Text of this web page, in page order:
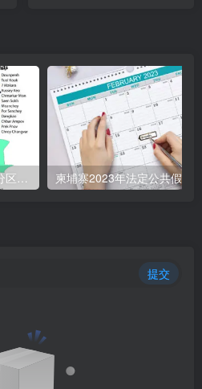
柬埔寨2023年法定公共假期
提交